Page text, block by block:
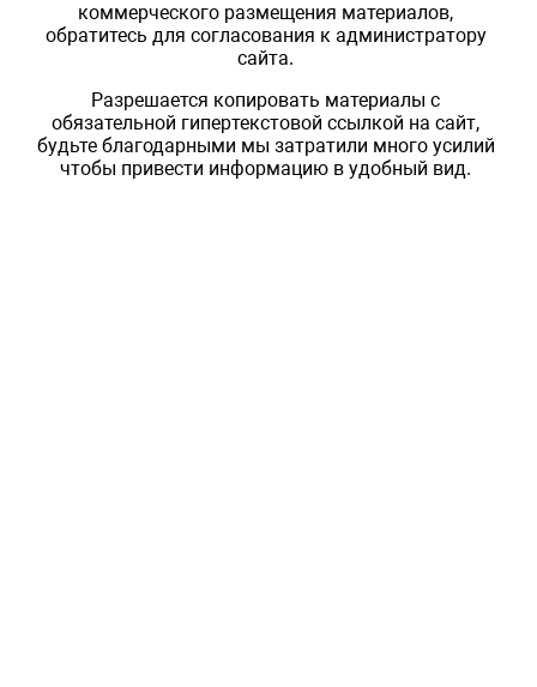
коммерческого размещения материалов,
обратитесь для согласования к администратору
сайта.
Разрешается копировать материалы с
обязательной гипертекстовой ссылкой на сайт,
будьте благодарными мы затратили много усилий
чтобы привести информацию в удобный вид.